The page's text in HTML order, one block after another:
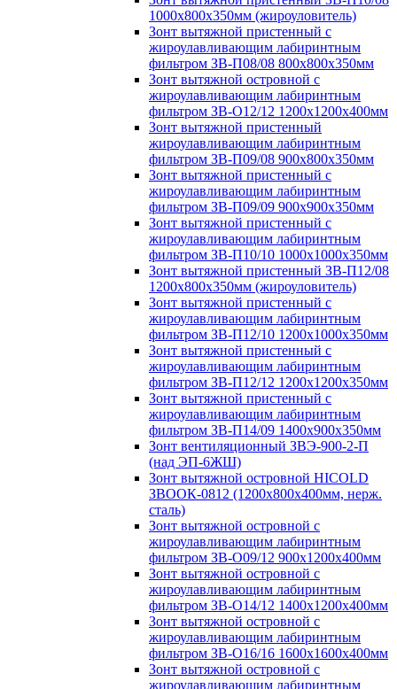
1000х800х350мм (жироуловитель)
Зонт вытяжной пристенный с
жироулавливающим лабиринтным
фильтром ЗВ-П08/08 800х800х350мм
Зонт вытяжной островной с
жироулавливающим лабиринтным
фильтром ЗВ-О12/12 1200х1200х400мм
Зонт вытяжной пристенный
жироулавливающим лабиринтным
фильтром ЗВ-П09/08 900х800х350мм
Зонт вытяжной пристенный с
жироулавливающим лабиринтным
фильтром ЗВ-П09/09 900х900х350мм
Зонт вытяжной пристенный с
жироулавливающим лабиринтным
фильтром ЗВ-П10/10 1000х1000х350мм
Зонт вытяжной пристенный ЗВ-П12/08
1200х800х350мм (жироуловитель)
Зонт вытяжной пристенный с
жироулавливающим лабиринтным
фильтром ЗВ-П12/10 1200х1000х350мм
Зонт вытяжной пристенный с
жироулавливающим лабиринтным
фильтром ЗВ-П12/12 1200х1200х350мм
Зонт вытяжной пристенный с
жироулавливающим лабиринтным
фильтром ЗВ-П14/09 1400х900х350мм
Зонт вентиляционный ЗВЭ-900-2-П
(над ЭП-6ЖШ)
Зонт вытяжной островной HICOLD
ЗВООК-0812 (1200х800x400мм, нерж.
сталь)
Зонт вытяжной островной с
жироулавливающим лабиринтным
фильтром ЗВ-О09/12 900х1200х400мм
Зонт вытяжной островной с
жироулавливающим лабиринтным
фильтром ЗВ-О14/12 1400х1200х400мм
Зонт вытяжной островной с
жироулавливающим лабиринтным
фильтром ЗВ-О16/16 1600х1600х400мм
Зонт вытяжной островной с
жироулавливающим лабиринтным